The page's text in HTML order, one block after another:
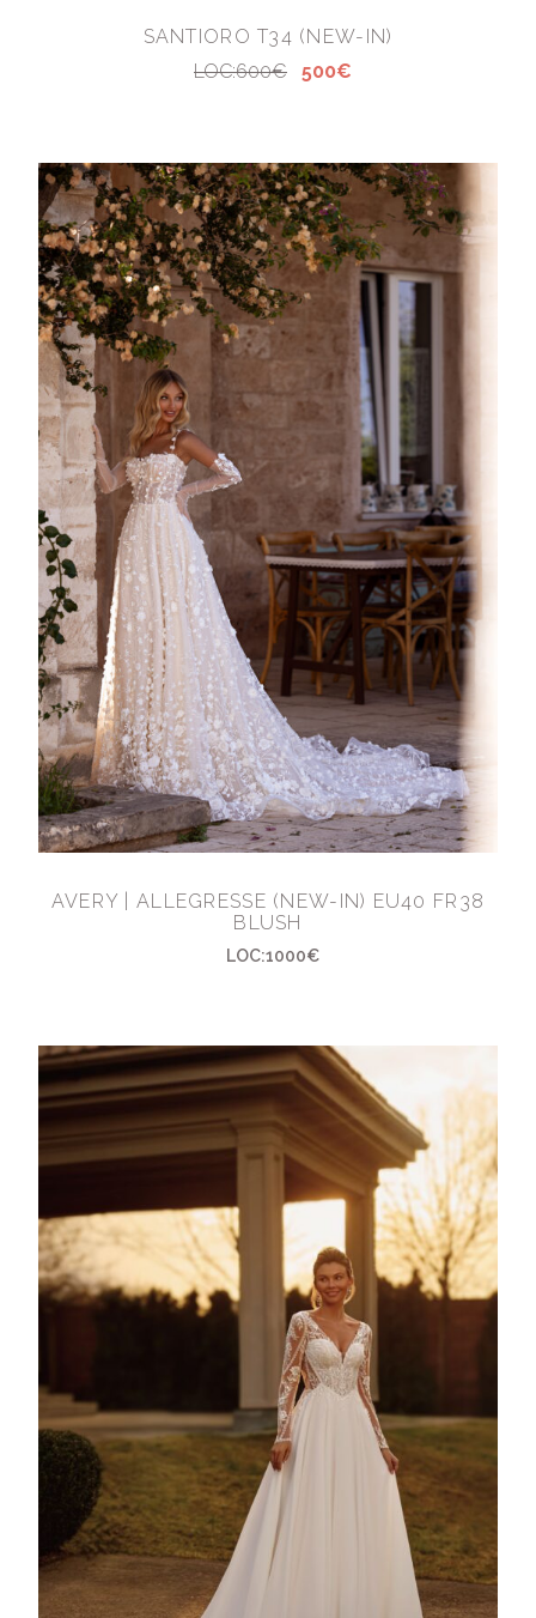
SANTIORO T34 (NEW-IN)
LOC:600€
500€
AVERY | ALLEGRESSE (NEW-IN) EU40 FR38
BLUSH
LOC:1000€